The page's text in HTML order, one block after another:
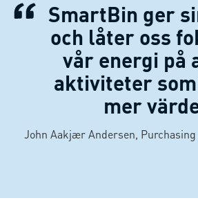
SmartBin ger
och låter oss
vår energi på
aktiviteter
mer
John Aakjær Andersen, Purchasing